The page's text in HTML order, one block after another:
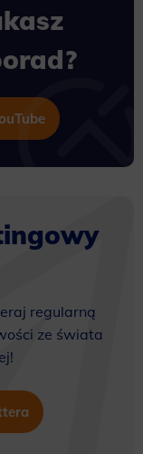
regularną
ze świata